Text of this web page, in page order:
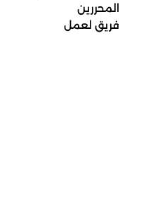
المحررين
فريق لعمل